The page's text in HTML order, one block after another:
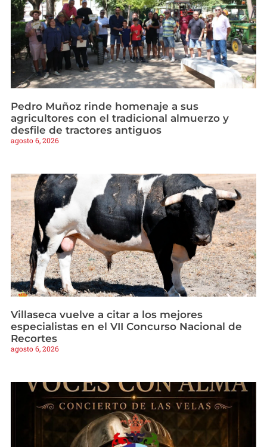
Pedro Muñoz rinde homenaje a sus
agricultores con el tradicional almuerzo y
desfile de tractores antiguos
agosto 6, 2026
Villaseca vuelve a citar a los mejores
especialistas en el VII Concurso Nacional de
Recortes
agosto 6, 2026